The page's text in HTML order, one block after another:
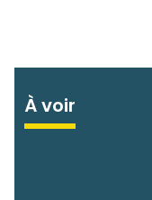
À voir